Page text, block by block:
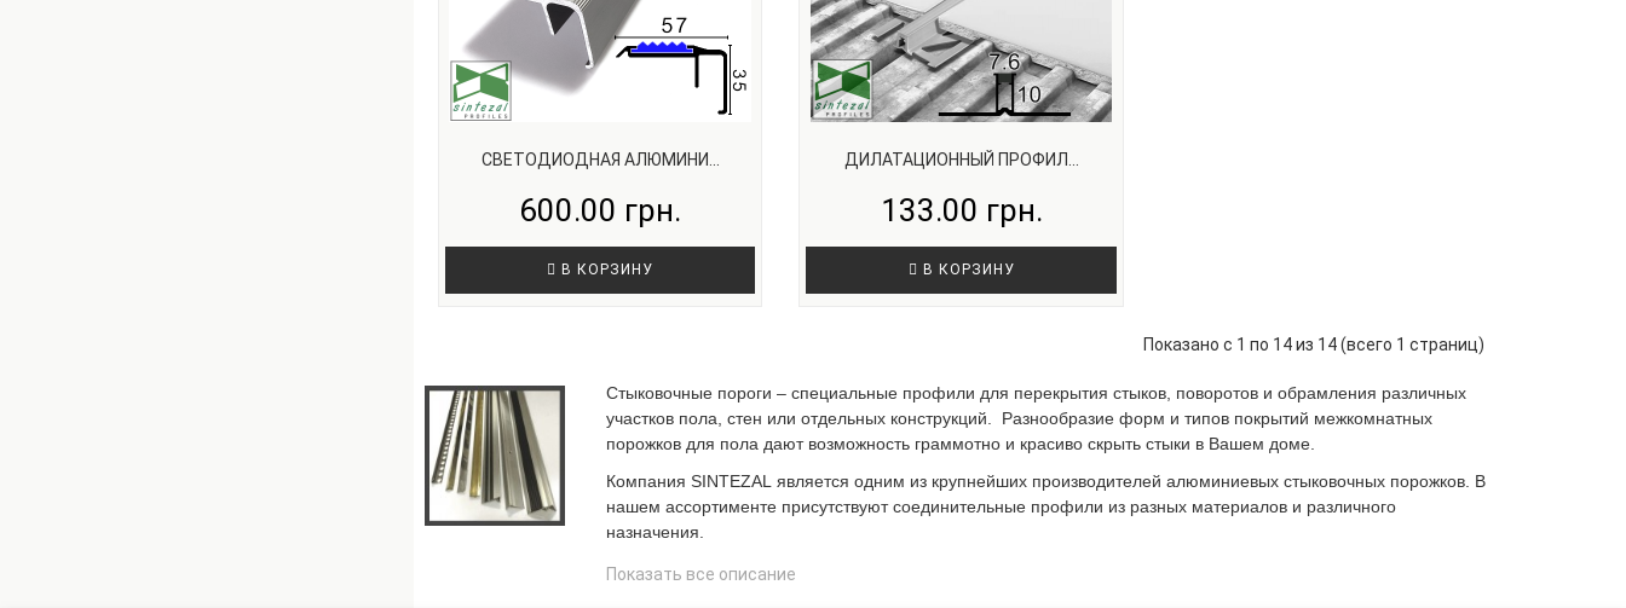
СВЕТОДИОДНАЯ АЛЮМИНИ...
600.00 грн.
В КОРЗИНУ
ДИЛАТАЦИОННЫЙ ПРОФИЛ...
133.00 грн.
В КОРЗИНУ
Показано с 1 по 14 из 14 (всего 1 страниц)
Стыковочные пороги – специальные профили для перекрытия стыков, поворотов и обрамления различных
участков пола, стен или отдельных конструкций. Разнообразие форм и типов покрытий межкомнатных
порожков для пола дают возможность граммотно и красиво скрыть стыки в Вашем доме.
Компания SINTEZAL является одним из крупнейших производителей алюминиевых стыковочных порожков. В
нашем ассортименте присутствуют соединительные профили из разных материалов и различного
назначения.
В нашем интернет магазине Вы сможете купить наиболее практичные и качественные модели стыковочных
Показать все описание